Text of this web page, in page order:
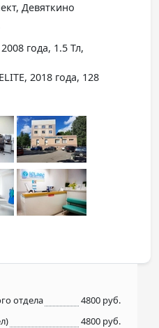
Девяткино
года, 1.5 Тл,
2018 года, 128
отдела
4800 руб.
4800 руб.